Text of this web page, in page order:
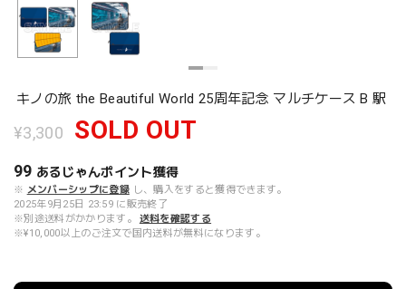
キノの旅 the Beautiful World 25周年記念 マルチケース B 駅
¥3,300 SOLD OUT
99 あるじゃんポイント獲得
※ メンバーシップに登録 し、購入をすると獲得できます。
2025年9月25日 23:59 に販売終了
※別途送料がかかります。
送料を確認する
※¥10,000以上のご注文で国内送料が無料になります。